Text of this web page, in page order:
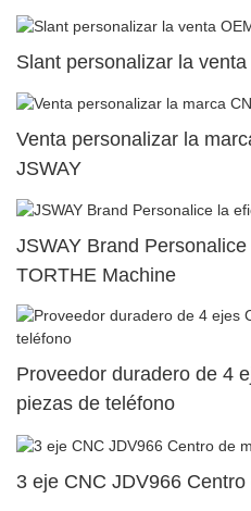
Slant personalizar la
Venta personalizar la
JSWAY
JSWAY Brand
TORTHE Machine
Proveedor duradero de 4
piezas de teléfono
3 eje CNC JDV966